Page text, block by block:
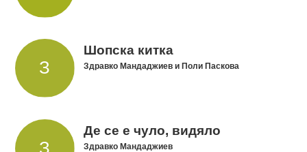
Шопска китка
Здравко Мандаджиев и Поли Паскова
Де се е чуло, видяло
Здравко Мандаджиев